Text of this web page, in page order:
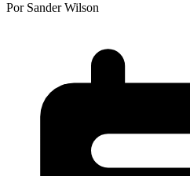
Por Sander Wilson